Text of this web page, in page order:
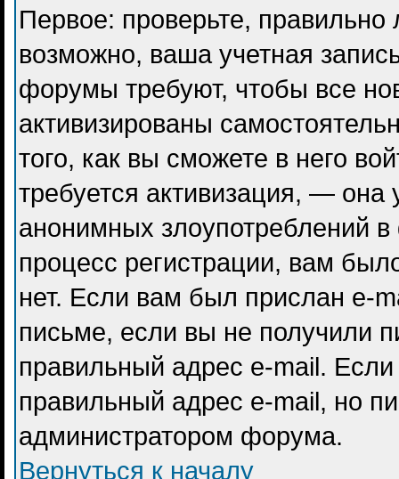
Первое: проверьте,
возможно, ваша учетная
форумы требуют, чтобы все
активизированы
того, как вы сможете в него
требуется активизация, —
анонимных злоупотреблений
процесс регистрации, вам
нет. Если вам был прислан e-
письме, если вы не получили
правильный адрес e-mail.
правильный адрес e-mail, но
администратором форума.
Вернуться к началу